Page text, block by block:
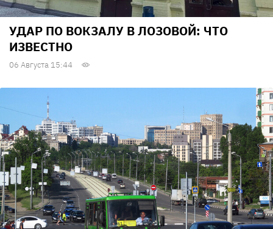
УДАР ПО ВОКЗАЛУ В ЛОЗОВОЙ: ЧТО
ИЗВЕСТНО
06 Августа 15:44